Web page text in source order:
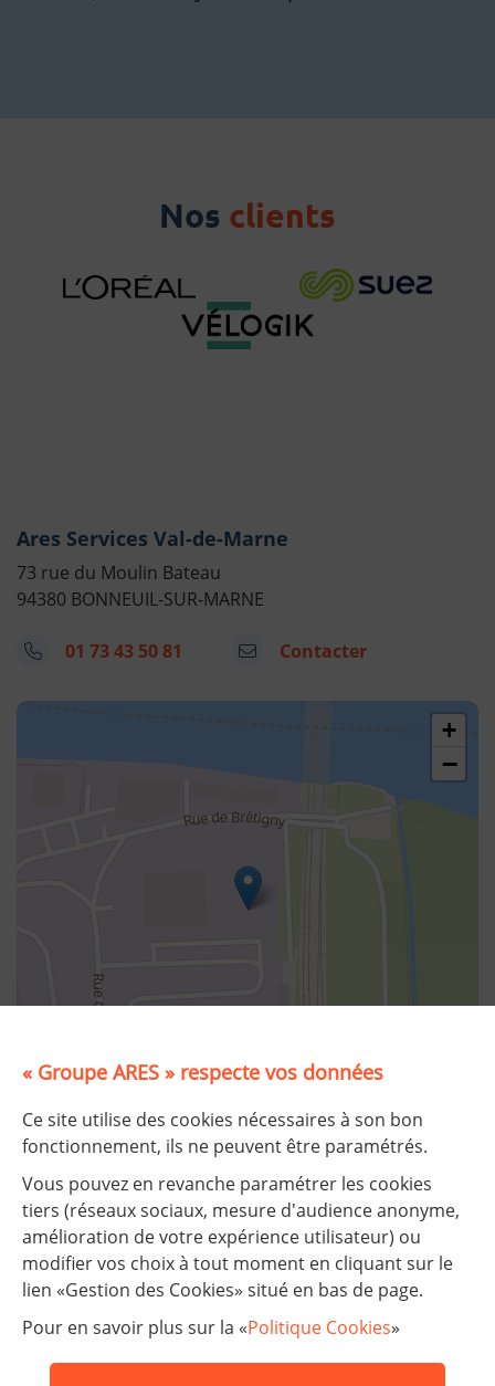
Nos clients
Ares Services Val-de-Marne
73 rue du Moulin Bateau
94380 BONNEUIL-SUR-MARNE
01 73 43 50 81 Contacter
48.78304438297254,2.506449768776478
+
−
©Plan-interactif, Contributeurs d' OpenStreetMap
Partager : Partager sur LinkedIn
Partager sur Facebook
Partager sur Twitter
Partager par e-mail
Nos établissements
FAQ
« Groupe ARES » respecte vos données
Ce site utilise des cookies nécessaires à son bon
fonctionnement, ils ne peuvent être paramétrés.
Vous pouvez en revanche paramétrer les cookies
tiers (réseaux sociaux, mesure d'audience anonyme,
amélioration de votre expérience utilisateur) ou
modifier vos choix à tout moment en cliquant sur le
lien «Gestion des Cookies» situé en bas de page.
Pour en savoir plus sur la «Politique Cookies»